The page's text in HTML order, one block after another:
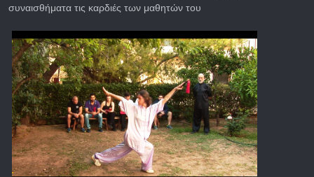
συναισθήματα τις καρδιές των μαθητών του